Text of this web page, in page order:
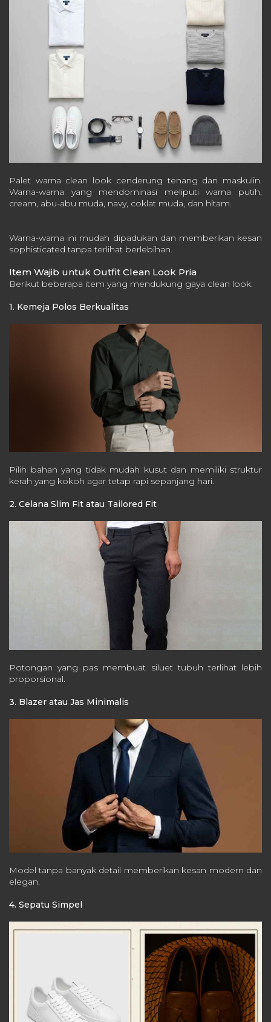
Palet warna clean look cenderung tenang dan maskulin.
Warna-warna yang mendominasi meliputi warna putih,
cream, abu-abu muda, navy, coklat muda, dan hitam.
Warna-warna ini mudah dipadukan dan memberikan kesan
sophisticated tanpa terlihat berlebihan.
Item Wajib untuk Outfit Clean Look Pria
Berikut beberapa item yang mendukung gaya clean look:
1. Kemeja Polos Berkualitas
Pilih bahan yang tidak mudah kusut dan memiliki struktur
kerah yang kokoh agar tetap rapi sepanjang hari.
2. Celana Slim Fit atau Tailored Fit
Potongan yang pas membuat siluet tubuh terlihat lebih
proporsional.
3. Blazer atau Jas Minimalis
Model tanpa banyak detail memberikan kesan modern dan
elegan.
4. Sepatu Simpel